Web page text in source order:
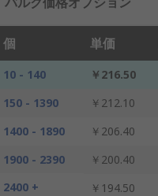
個 単価
10 - 140 ￥216.50
150 - 1390
￥212.10
1400 - 1890
￥206.40
1900 - 2390
￥200.40
2400 +
￥194.50